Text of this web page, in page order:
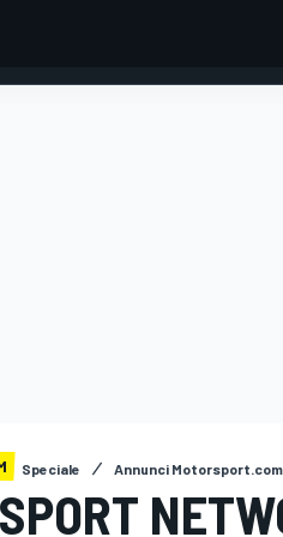
Speciale Annunci Motorsport.com